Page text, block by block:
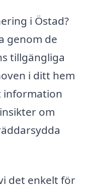
i Östad?
genom de
tillgängliga
i ditt hem
information
om
det enkelt för